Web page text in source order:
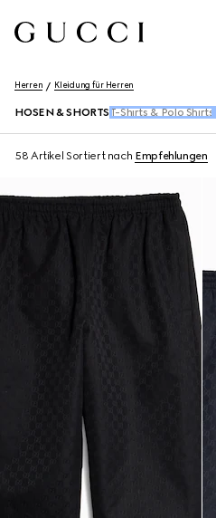
Herren Kleidung für Herren
HOSEN & SHORTS T-Shirts & Polo Shirts
58 Artikel Sortiert nach Empfehlungen